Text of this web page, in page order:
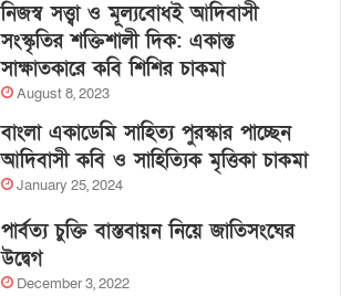
নিজস্ব সত্ত্বা ও মূল্যবোধই আদিবাসী
সংস্কৃতির শক্তিশালী দিক: একান্ত
সাক্ষাতকারে কবি শিশির চাকমা
August 8, 2023
বাংলা একাডেমি সাহিত্য পুরস্কার পাচ্ছেন
আদিবাসী কবি ও সাহিত্যিক মৃত্তিকা চাকমা
January 25, 2024
পার্বত্য চুক্তি বাস্তবায়ন নিয়ে জাতিসংঘের
উদ্বেগ
December 3, 2022